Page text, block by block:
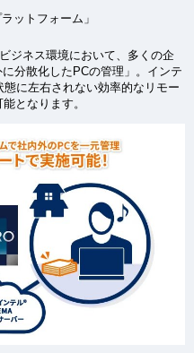
ットフォーム」
ジネス環境において、多くの企
分散化したPCの管理」。インテ
に左右されない効率的なリモー
となります。